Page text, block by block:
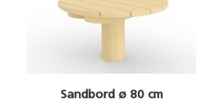
Sandbord ø 80 cm